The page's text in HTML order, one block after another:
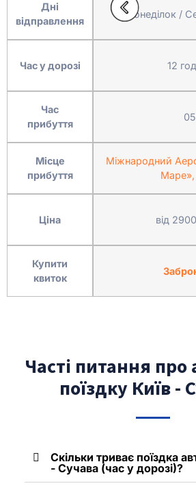
Дні
відправлення
Час у дорозі
Час
прибуття
Місце
прибуття
Ціна
Купити
квиток
Понеділок /
12
Міжнародний
Маре»,
від
Часті питання про
поїздку Київ -
Скільки триває поїздка
- Сучава (час у дорозі)?